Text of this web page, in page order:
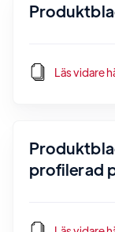
Läs vidare
profilerad